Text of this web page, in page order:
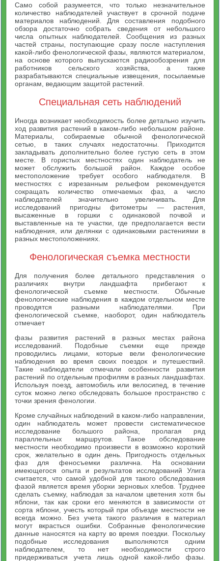
Само собой разумеется, что только незначительное
количество наблюдателей участвует в срочной подаче
материалов наблюдений. Для составления подобного
обзора достаточно собрать сведения от небольшого
числа опытных наблюдателей. Сообщения из разных
частей страны, поступающие сразу после наступления
какой-либо фенологической фазы, являются материалом,
на основе которого выпускаются радиообозрения для
работников сельского хозяйства, а также
разрабатываются специальные извещения, посылаемые
органам, ведающим защитой растений.
Специальная сеть наблюдений
Иногда возникает необходимость более детально изучить
ход развития растений в каком-либо небольшом районе.
Материалы, собираемые обычной фенологической
сетью, в таких случаях недостаточны. Приходится
закладывать дополнительно более густую сеть в этом
месте. В гористых местностях один наблюдатель не
может обслужить большой район. Каждое особое
местоположение требует особого наблюдателя. В
местностях с изрезанным рельефом рекомендуется
сокращать количество отмечаемых фаз, а число
наблюдателей значительно увеличивать. Для
исследований пригодны фитометры — растения,
высаженные в горшки с одинаковой почвой и
выставленные на те участки, где предполагается вести
наблюдения, или делянки с одинаковыми растениями в
разных местоположениях.
Фенологическая съемка местности
Для получения более детального представления о
различиях внутри ландшафта прибегают к
фенологической съемке местности. Обычные
фенологические наблюдения в каждом отдельном месте
проводятся разными наблюдателями. При
фенологической съемке, наоборот, один наблюдатель
отмечает
фазы развития растений в разных местах района
исследований. Подобные съемки еще прежде
проводились лицами, которые вели фенологические
наблюдения во время своих поездок и путешествий.
Такие наблюдатели отмечали особенности развития
растений по отдельным профилям в разных ландшафтах.
Используя поезд, автомобиль или велосипед, в течение
суток можно легко обследовать большое пространство с
точки зрения фенологии.
Кроме случайных наблюдений в каком-либо направлении,
один наблюдатель может провести систематическое
исследование большого района, пролагая ряд
параллельных маршрутов. Такое обследование
местности необходимо произвести в возможно короткий
срок, желательно в один день. Пригодность отдельных
фаз для феносъемки различна. На основании
имеющегося опыта и результатов исследований Улига
считается, что самой удобной для такого обследования
фазой является время уборки зерновых хлебов. Труднее
сделать съемку, наблюдая за началом цветения хотя бы
яблони, так как сроки его меняются в зависимости от
сорта яблони, учесть который при объезде местности не
всегда можно. Без учета такого различия в материал
могут вкрасться ошибки. Собранные фенологические
данные наносятся на карту во время поездки. Поскольку
подобные исследования выполняются одним
наблюдателем, то нет необходимости строго
придерживаться учета лишь одной какой-либо фазы.